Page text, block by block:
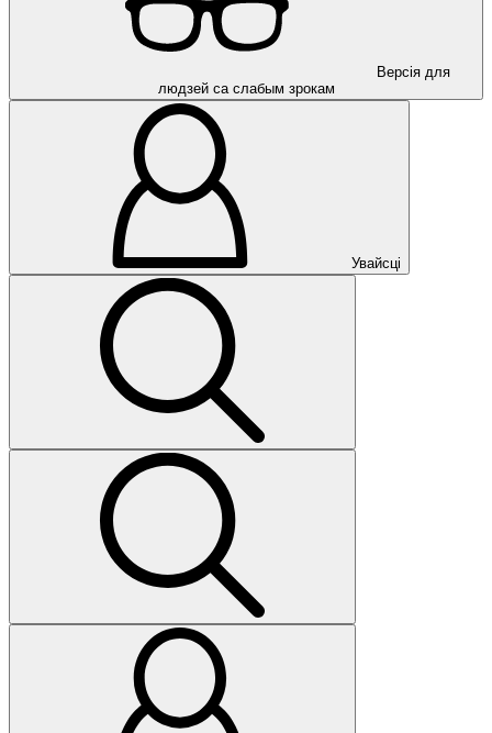
Версія для
людзей са слабым зрокам
Увайсці